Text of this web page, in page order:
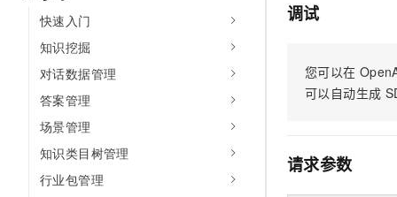
快速入门
知识挖掘
对话数据管理
答案管理
场景管理
知识类目树管理
行业包管理
调试
您可以在
可以自动生成
请求参数
Qwen3-VL-Plus
大模型服务
容器
存储
网络与CDN
安全
中间件
云解析DNS
面向分析的企业级SaaS
大数据
现代化应用
安全
网络
可观测
上云与迁云
快速拥有专属 OpenClaw
免费试用
最高领取价值200元试用
140+云产品 免费试用
电子合同
AI空中课堂在线直播课
Consulting Partner 合作
短信专区
AI 算法大赛
入门学习赛